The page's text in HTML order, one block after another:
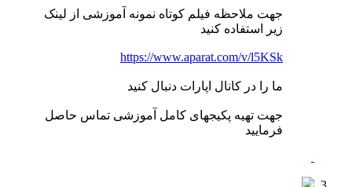
جهت ملاحظه فیلم کوتاه نمونه آموزشی از لینک
زیر استفاده کنید
https://www.aparat.com/v/l5KSk
ما را در کانال اپارات دنبال کنید
جهت تهیه پکیجهای کامل آموزشی تماس حاصل
فرمایید